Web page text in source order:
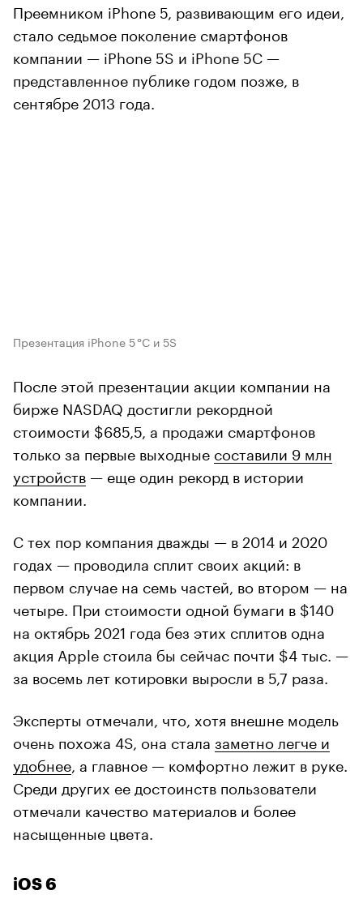
Преемником iPhone 5, развивающим его идеи,
стало седьмое поколение смартфонов
компании — iPhone 5S и iPhone 5C —
представленное публике годом позже, в
сентябре 2013 года.
Презентация iPhone 5 °C и 5S
После этой презентации акции компании на
бирже NASDAQ достигли рекордной
стоимости $685,5, а продажи смартфонов
только за первые выходные составили 9 млн
устройств — еще один рекорд в истории
компании.
С тех пор компания дважды — в 2014 и 2020
годах — проводила сплит своих акций: в
первом случае на семь частей, во втором — на
четыре. При стоимости одной бумаги в $140
на октябрь 2021 года без этих сплитов одна
акция Apple стоила бы сейчас почти $4 тыс. —
за восемь лет котировки выросли в 5,7 раза.
Эксперты отмечали, что, хотя внешне модель
очень похожа 4S, она стала заметно легче и
удобнее , а главное — комфортно лежит в руке.
Среди других ее достоинств пользователи
отмечали качество материалов и более
насыщенные цвета.
iOS 6